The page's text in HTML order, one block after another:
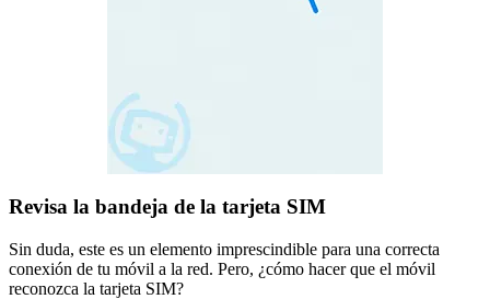
Revisa la bandeja de la tarjeta SIM
Sin duda, este es un elemento imprescindible para una correcta
conexión de tu móvil a la red. Pero, ¿cómo hacer que el móvil
reconozca la tarjeta SIM?